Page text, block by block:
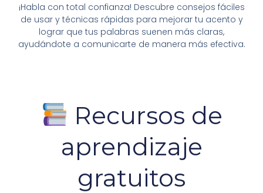
¡Habla con total confianza! Descubre consejos fáciles
de usar y técnicas rápidas para mejorar tu acento y
lograr que tus palabras suenen más claras,
ayudándote a comunicarte de manera más efectiva.
Recursos de
aprendizaje
gratuitos